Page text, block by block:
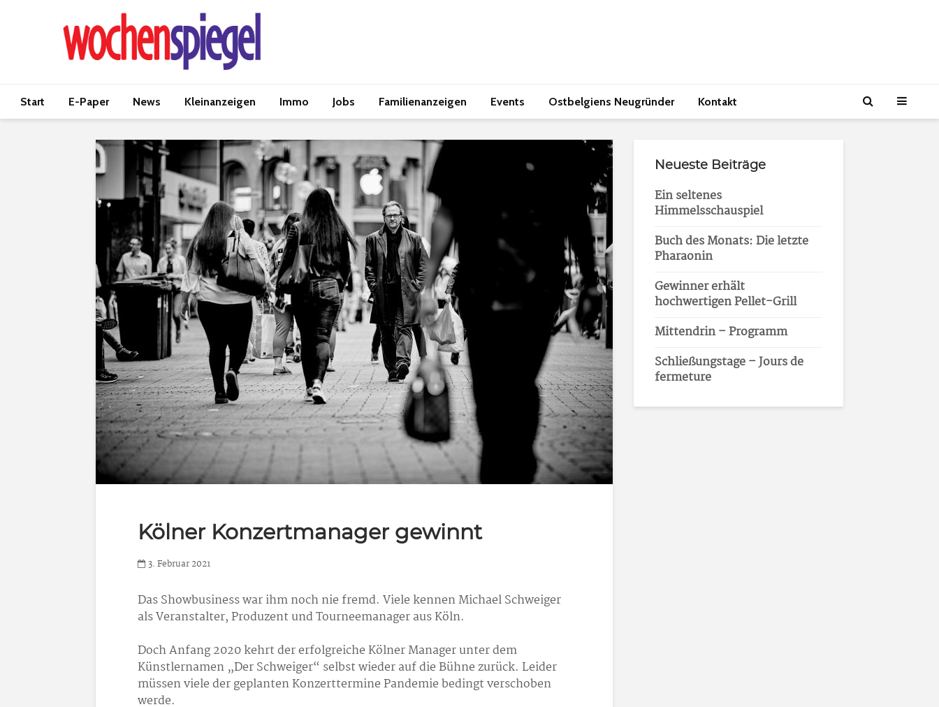
Start E-Paper News Kleinanzeigen Immo Jobs Familienanzeigen Events Ostbelgiens Neugründer Kontakt
Kölner Konzertmanager gewinnt
3. Februar 2021
Das Showbusiness war ihm noch nie fremd. Viele kennen Michael Schweiger
als Veranstalter, Produzent und Tourneemanager aus Köln.
Doch Anfang 2020 kehrt der erfolgreiche Kölner Manager unter dem
Künstlernamen „Der Schweiger“ selbst wieder auf die Bühne zurück. Leider
müssen viele der geplanten Konzerttermine Pandemie bedingt verschoben
werde.
Neueste Beiträge
Ein seltenes
Himmelsschauspiel
Buch des Monats: Die letzte
Pharaonin
Gewinner erhält
hochwertigen Pellet-Grill
Mittendrin – Programm
Schließungstage – Jours de
fermeture